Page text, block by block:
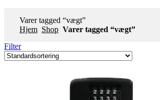
Varer tagged “vægt”
Hjem Shop Varer tagged “vægt”
Filter